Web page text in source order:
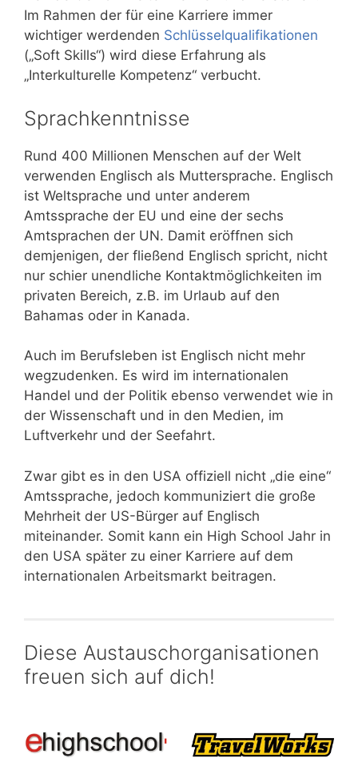
Im Rahmen der für eine Karriere immer
wichtiger werdenden Schlüsselqualifikationen
(„Soft Skills“) wird diese Erfahrung als
„Interkulturelle Kompetenz“ verbucht.
Sprachkenntnisse
Rund 400 Millionen Menschen auf der Welt
verwenden Englisch als Muttersprache. Englisch
ist Weltsprache und unter anderem
Amtssprache der EU und eine der sechs
Amtsprachen der UN. Damit eröffnen sich
demjenigen, der fließend Englisch spricht, nicht
nur schier unendliche Kontaktmöglichkeiten im
privaten Bereich, z.B. im Urlaub auf den
Bahamas oder in Kanada.
Auch im Berufsleben ist Englisch nicht mehr
wegzudenken. Es wird im internationalen
Handel und der Politik ebenso verwendet wie in
der Wissenschaft und in den Medien, im
Luftverkehr und der Seefahrt.
Zwar gibt es in den USA offiziell nicht „die eine“
Amtssprache, jedoch kommuniziert die große
Mehrheit der US-Bürger auf Englisch
miteinander. Somit kann ein High School Jahr in
den USA später zu einer Karriere auf dem
internationalen Arbeitsmarkt beitragen.
Diese Austauschorganisationen
freuen sich auf dich!